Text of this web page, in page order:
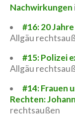
Nachwirkungen
#16: 20
Allgäu
#15: Polizei
Allgäu
#14: Frauen
Rechten:
rechtsaußen